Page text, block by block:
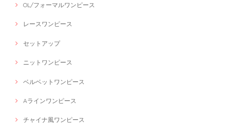
OL/フォーマルワンピース
レースワンピース
セットアップ
ニットワンピース
ベルベットワンピース
Aラインワンピース
チャイナ風ワンピース